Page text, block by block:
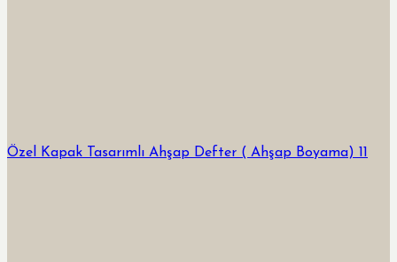
Özel Kapak Tasarımlı Ahşap Defter ( Ahşap Boyama) 11